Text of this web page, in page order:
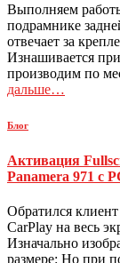
Выполняем
подрамнике
отвечает за
Изнашивается
производим по
дальше…
Блог
Активация
Panamera 971 c
Обратился
CarPlay на весь
Изначально
размере: Но при